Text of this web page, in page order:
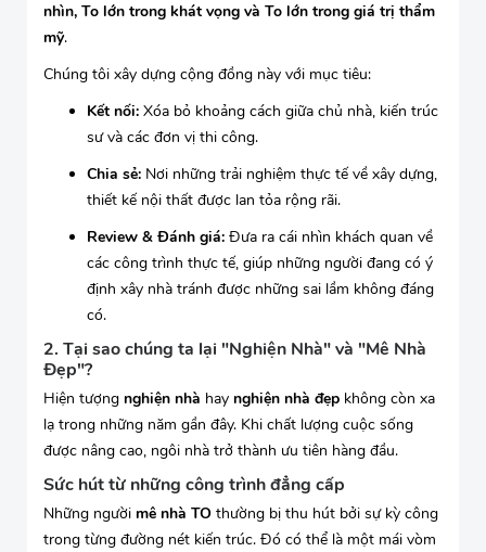
nhìn, To lớn trong khát vọng và To lớn trong giá trị thẩm
mỹ.
Chúng tôi xây dựng cộng đồng này với mục tiêu:
Kết nối: Xóa bỏ khoảng cách giữa chủ nhà, kiến trúc
sư và các đơn vị thi công.
Chia sẻ: Nơi những trải nghiệm thực tế về xây dựng,
thiết kế nội thất được lan tỏa rộng rãi.
Review & Đánh giá: Đưa ra cái nhìn khách quan về
các công trình thực tế, giúp những người đang có ý
định xây nhà tránh được những sai lầm không đáng
có.
2. Tại sao chúng ta lại "Nghiện Nhà" và "Mê Nhà
Đẹp"?
Hiện tượng nghiện nhà hay nghiện nhà đẹp không còn xa
lạ trong những năm gần đây. Khi chất lượng cuộc sống
được nâng cao, ngôi nhà trở thành ưu tiên hàng đầu.
Sức hút từ những công trình đẳng cấp
Những người mê nhà TO thường bị thu hút bởi sự kỳ công
trong từng đường nét kiến trúc. Đó có thể là một mái vòm